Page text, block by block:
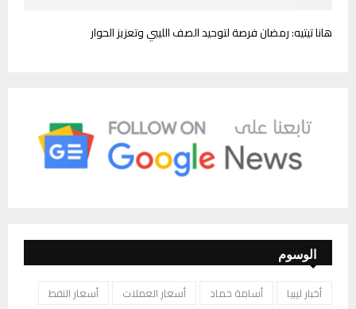
هانا تيتيه: رمضان فرصة لتوحيد الصف الليبي وتعزيز الحوار
الوسوم
أخبار ليبيا أسامة حماد أسعار العملات
أسعار النفط